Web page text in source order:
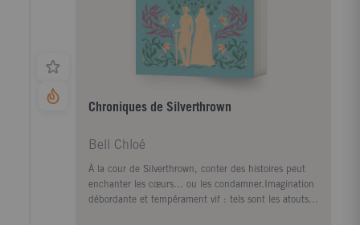
Chroniques de Silverthrown
Bell Chloé
À la cour de Silverthrown, conter des histoires peut
enchanter les cœurs... ou les condamner.Imagination
débordante et tempérament vif : tels sont les atouts